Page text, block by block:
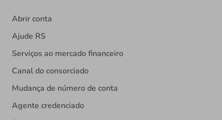
Abrir conta
Ajude RS
Serviços ao mercado financeiro
Canal do consorciado
Mudança de número de conta
Agente credenciado